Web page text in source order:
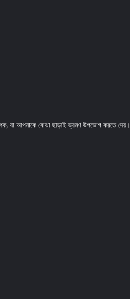
যা আপনাকে বোঝা ছাড়াই ভ্রমণ উপভোগ করতে দেয়।